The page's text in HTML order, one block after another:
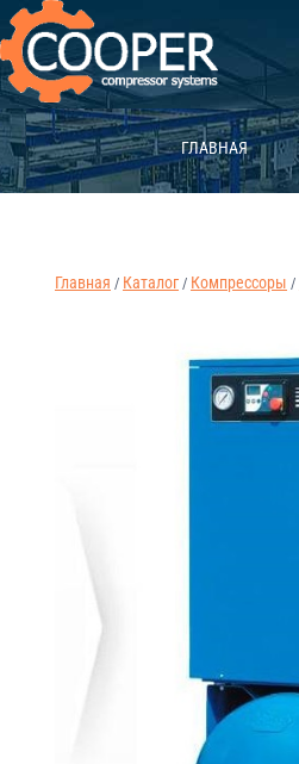
ГЛАВНАЯ
Главная / Каталог / Компрессоры /